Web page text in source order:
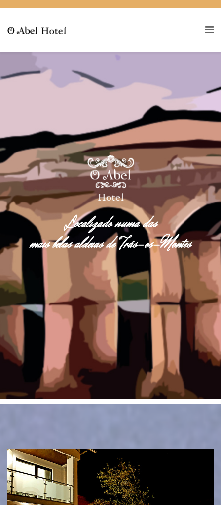
Localizado numa das
mais belas aldeias de Trás-os-Montes